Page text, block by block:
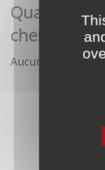
chercheurs
Aucune